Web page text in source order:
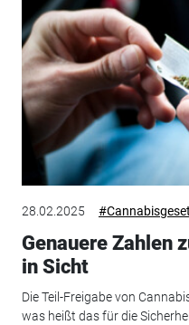
28.02.2025
Genauere Zahlen
in Sicht
Die Teil-Freigabe von
was heißt das für die